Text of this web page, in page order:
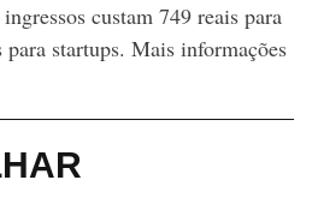
custam 749 reais para
startups. Mais informações